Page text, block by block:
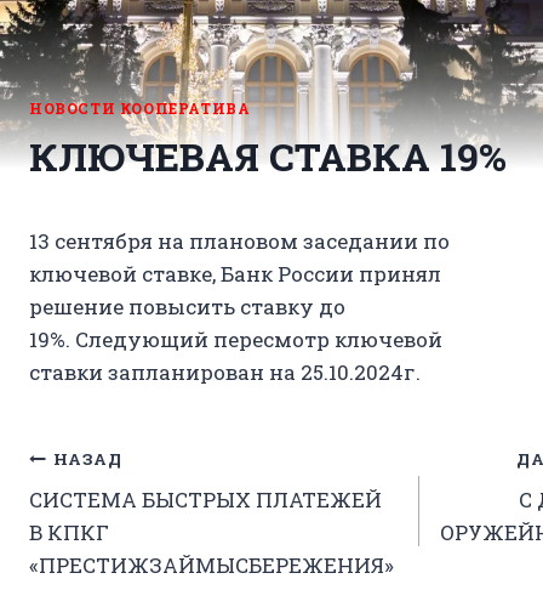
НОВОСТИ КООПЕРАТИВА
КЛЮЧЕВАЯ СТАВКА 19%
13 сентября на плановом заседании по
ключевой ставке, Банк России принял
решение повысить ставку до
19%. Следующий пересмотр ключевой
ставки запланирован на 25.10.2024г.
Навигация
по
записям
НАЗАД
СИСТЕМА БЫСТРЫХ ПЛАТЕЖЕЙ
В КПКГ
«ПРЕСТИЖЗАЙМЫСБЕРЕЖЕНИЯ»
С